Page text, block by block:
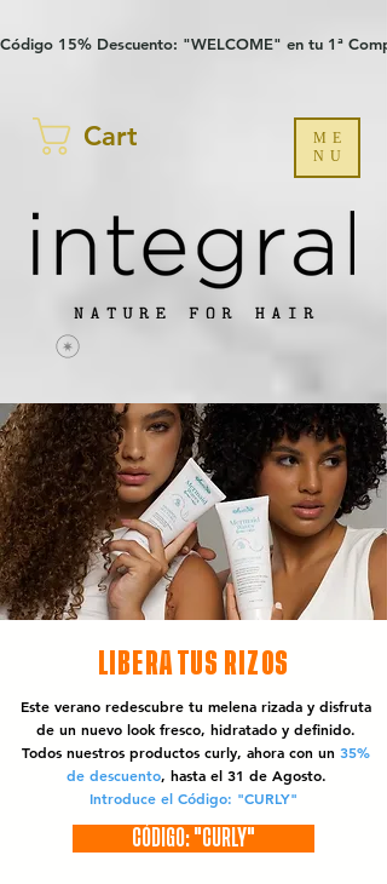
Código 15% Descuento: "WELCOME" en tu 1ª
Cart
ME
NU
LIBERA TUS RIZOS
Este verano redescubre tu melena rizada y disfruta
de un nuevo look fresco, hidratado y definido.
Todos nuestros productos curly, ahora con un 35%
de descuento, hasta el 31 de Agosto.
Introduce el Código: "CURLY"
CÓDIGO: "CURLY"